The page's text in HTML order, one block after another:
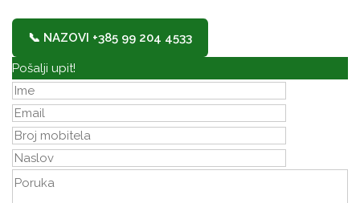
📞 NAZOVI +385 99 204 4533
Pošalji upit!